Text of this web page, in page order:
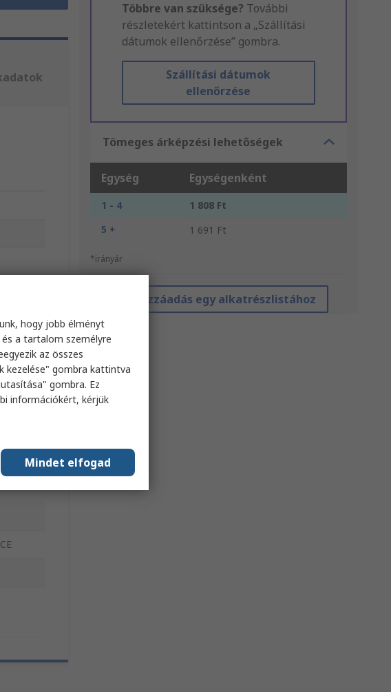
Többre van szüksége? További
részletekért kattintson a „Szállítási
dátumok ellenőrzése” gombra.
Szállítási dátumok
ellenőrzése
Tömeges árképzési lehetőségek
Egység Egységenként
1 - 4
1 808 Ft
5 +
1 691 Ft
*irányár
Hozzáadás egy alkatrészlistához
hogy jobb élményt
a tartalom személyre
az összes
kezelése" gombra kattintva
gombra. Ez
információkért, kérjük
Mindet elfogad